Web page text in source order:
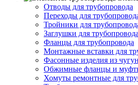
Отводы для трубопровода
Переходы для
Тройники для
Заглушки для трубопровода
Фланцы для трубопровода
Монтажные вставки для
Фасонные изделия из
Обжимные фланцы и
Хомуты ремонтные для